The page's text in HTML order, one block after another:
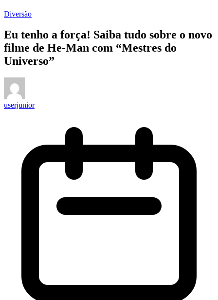
Diversão
Eu tenho a força! Saiba tudo sobre o novo
filme de He-Man com “Mestres do
Universo”
userjunior